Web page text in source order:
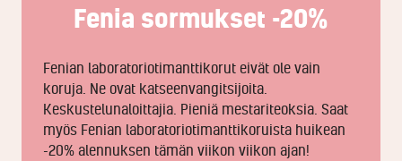
Fenia sormukset -20%
Fenian laboratoriotimanttikorut eivät ole vain
koruja. Ne ovat katseenvangitsijoita.
Keskustelunaloittajia. Pieniä mestariteoksia. Saat
myös Fenian laboratoriotimanttikoruista huikean
-20% alennuksen tämän viikon viikon ajan!